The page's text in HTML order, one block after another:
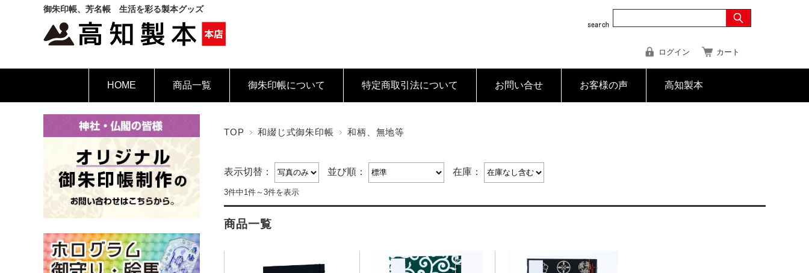
御朱印帳、芳名帳 生活を彩る製本グッズ
ログイン カート
HOME 商品一覧 御朱印帳について 特定商取引法について お問い合せ お客様の声 高知製本
TOP 和綴じ式御朱印帳 和柄、無地等
表示切替： 並び順： 在庫：
3件中1件～3件を表示
商品一覧